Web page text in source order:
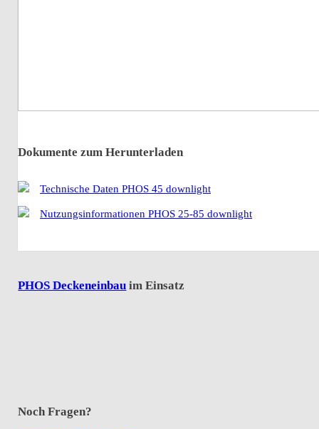
Dokumente zum Herunterladen
Technische Daten PHOS 45 downlight
Nutzungsinformationen PHOS 25-85 downlight
PHOS Deckeneinbau im Einsatz
Noch Fragen?